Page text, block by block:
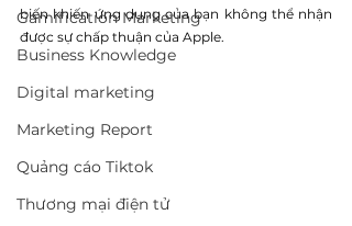
Gamification Marketing
Business Knowledge
Digital marketing
Marketing Report
Quảng cáo Tiktok
Thương mại điện tử
biến khiến ứng dụng của bạn không thể nhận
được sự chấp thuận của Apple.